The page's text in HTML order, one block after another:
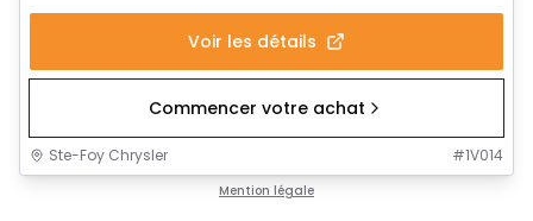
Voir les détails
Commencer votre achat
Ste-Foy Chrysler #1V014
Mention légale